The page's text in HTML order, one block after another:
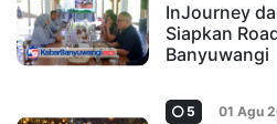
InJourney
Siapkan
Banyuwangi
5 01 Agu